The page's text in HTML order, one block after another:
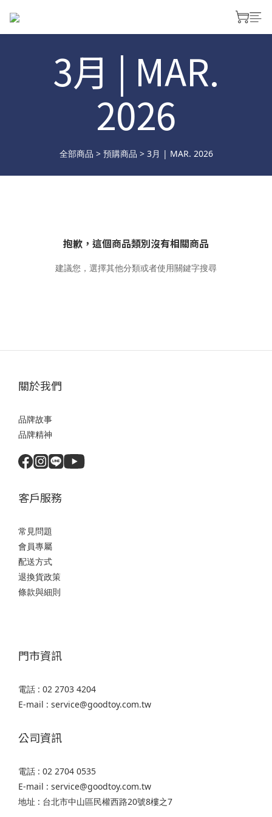
3月 | MAR.
2026
全部商品 > 預購商品 > 3月 | MAR. 2026
抱歉，這個商品類別沒有相關商品
建議您，選擇其他分類或者使用關鍵字搜尋
關於我們
品牌故事
品牌精神
客戶服務
常見問題
會員專屬
配送方式
退換貨政策
條款與細則
門市資訊
電話 : 02 2703 4204
E-mail : service@goodtoy.com.tw
公司資訊
電話 : 02 2704 0535
E-mail : service@goodtoy.com.tw
地址 : 台北市中山區民權西路20號8樓之7